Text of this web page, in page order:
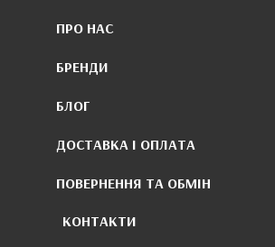
ПРО НАС
БРЕНДИ
БЛОГ
ДОСТАВКА І ОПЛАТА
ПОВЕРНЕННЯ ТА ОБМІН
КОНТАКТИ